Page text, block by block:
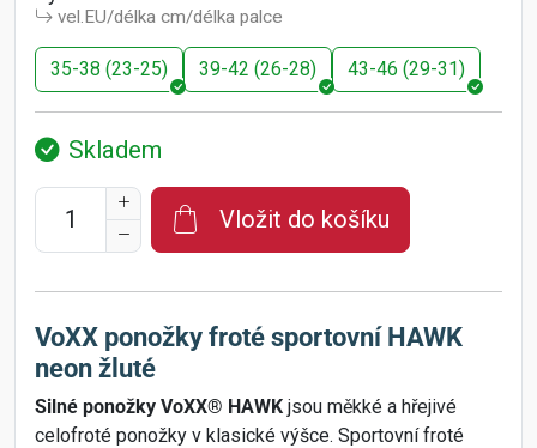
vel.EU/délka cm/délka palce
35-38 (23-25) 39-42 (26-28) 43-46 (29-31)
Skladem
Vložit do košíku
VoXX ponožky froté sportovní HAWK
neon žluté
Silné ponožky VoXX® HAWK jsou měkké a hřejivé
celofroté ponožky v klasické výšce. Sportovní froté